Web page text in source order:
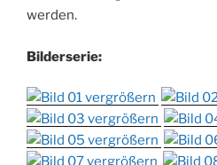
werden.
Bilderserie: